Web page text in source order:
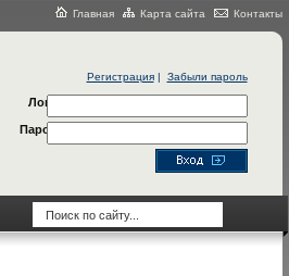
Главная Карта сайта Контакты
Регистрация| Забыли пароль
Логин
Пароль